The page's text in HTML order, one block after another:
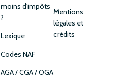
moins d'impôts
?
Lexique
Codes NAF
AGA / CGA / OGA
Mentions
légales et
crédits